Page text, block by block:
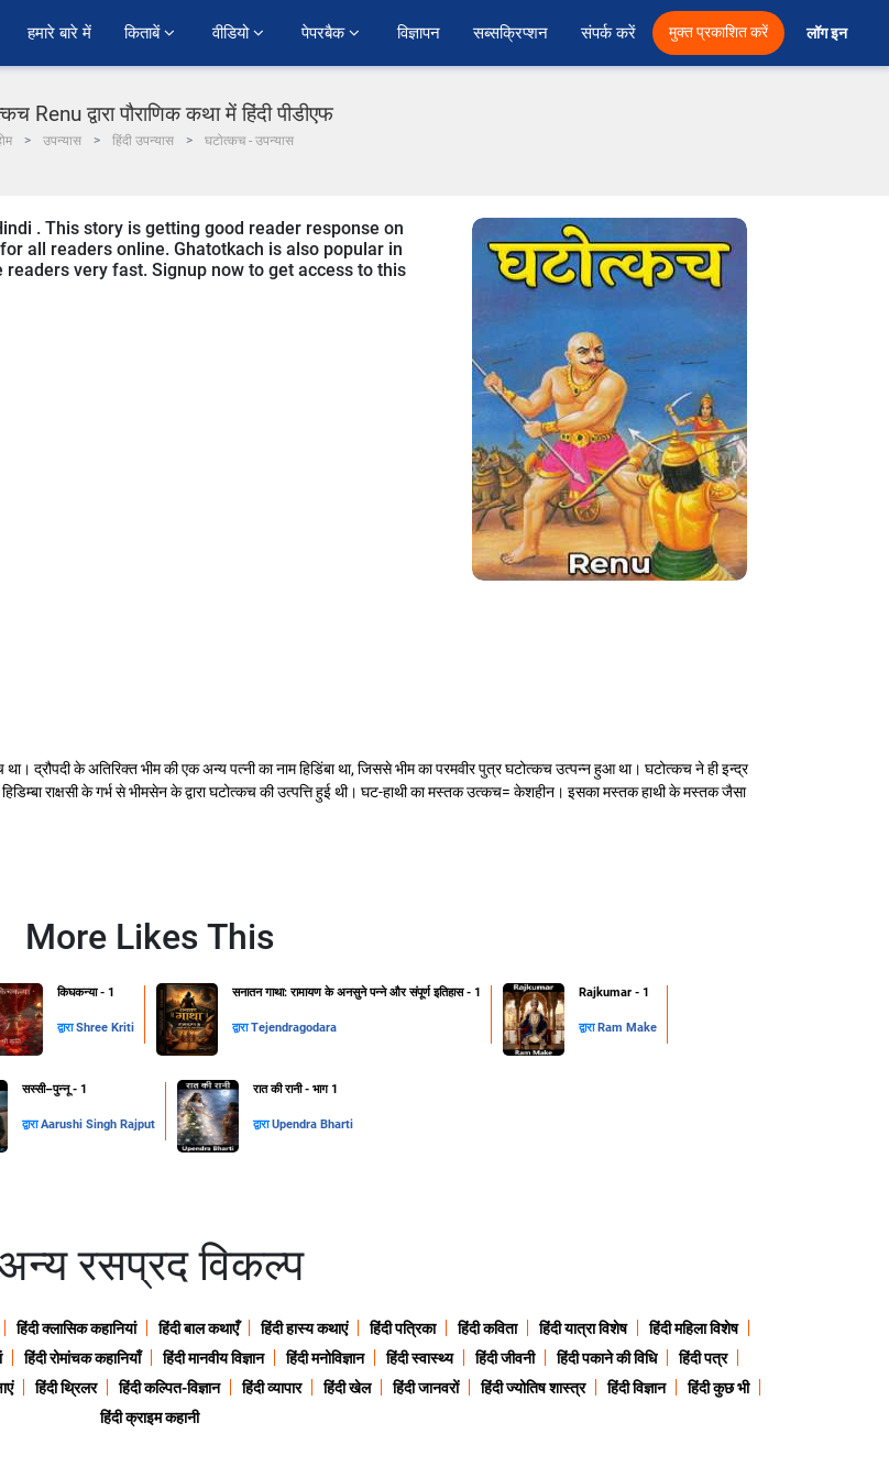
हमारे बारे में किताबें वीडियो पेपरबैक विज्ञापन सब्सक्रिप्शन संपर्क करें मुक्त प्रकाशित करें लॉग इन
Renu द्वारा पौराणिक कथा में हिंदी पीडीएफ
उपन्यास हिंदी उपन्यास घटोत्कच - उपन्यास
. This story is getting good reader response on
all readers online. Ghatotkach is also popular in
very fast. Signup now to get access to this
द्रौपदी के अतिरिक्त भीम की एक अन्य पत्नी का नाम हिडिंबा था, जिससे भीम का परमवीर पुत्र घटोत्कच उत्पन्न हुआ था। घटोत्कच ने ही इन्द्र
राक्षसी के गर्भ से भीमसेन के द्वारा घटोत्कच की उत्पत्ति हुई थी। घट-हाथी का मस्तक उत्कच= केशहीन। इसका मस्तक हाथी के मस्तक जैसा
More Likes This
किघकन्या - 1
द्वाराShree Kriti
सनातन गाथा: रामायण के अनसुने पन्ने और संपूर्ण इतिहास - 1
द्वाराTejendragodara
Rajkumar - 1
द्वारा Ram Make
सस्सी–पुन्नू - 1
द्वाराAarushi Singh Rajput
रात की रानी - भाग 1
द्वाराUpendra Bharti
रसप्रद विकल्प
हिंदी क्लासिक कहानियां हिंदी बाल कथाएँ हिंदी हास्य कथाएं हिंदी पत्रिका हिंदी कविता हिंदी यात्रा विशेष
हिंदी महिला विशेष
हिंदी रोमांचक कहानियाँ हिंदी मानवीय विज्ञान हिंदी मनोविज्ञान हिंदी स्वास्थ्य हिंदी जीवनी हिंदी पकाने की विधि
हिंदी पत्र
हिंदी थ्रिलर हिंदी कल्पित-विज्ञान हिंदी व्यापार हिंदी खेल हिंदी जानवरों हिंदी ज्योतिष शास्त्र हिंदी विज्ञान
हिंदी कुछ भी
हिंदी क्राइम कहानी